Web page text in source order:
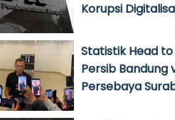
Korupsi
Statistik Head
Persib Bandung
Persebaya